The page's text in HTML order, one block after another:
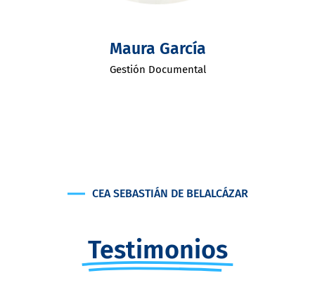
Maura García
Gestión Documental
CEA SEBASTIÁN DE BELALCÁZAR
Testimonios